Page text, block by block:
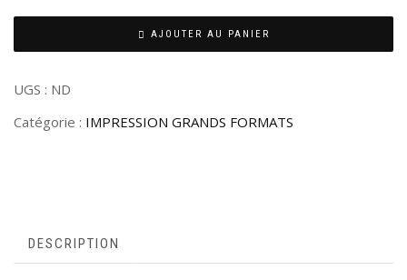
AJOUTER AU PANIER
UGS : ND
Catégorie : IMPRESSION GRANDS FORMATS
DESCRIPTION